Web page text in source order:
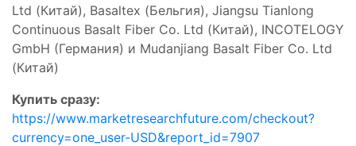
Ltd (Китай), Basaltex (Бельгия), Jiangsu Tianlong
Continuous Basalt Fiber Co. Ltd (Китай), INCOTELOGY
GmbH (Германия) и Mudanjiang Basalt Fiber Co. Ltd
(Китай)
Купить сразу:
https://www.marketresearchfuture.com/checkout?
currency=one_user-USD&report_id=7907